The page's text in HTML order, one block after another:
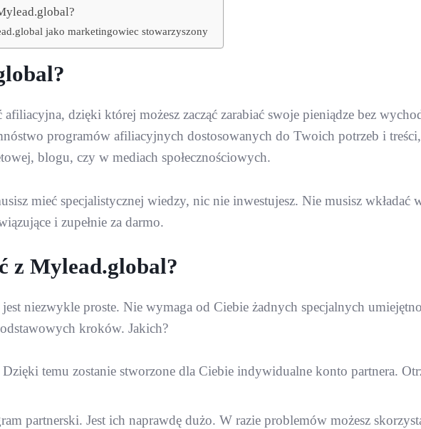
jako marketingowiec stowarzyszony
dzięki której możesz zacząć zarabiać swoje pieniądze bez
programów afiliacyjnych dostosowanych do Twoich potrzeb i
blogu, czy w mediach społecznościowych.
mieć specjalistycznej wiedzy, nic nie inwestujesz. Nie musisz wkładać
i zupełnie za darmo.
z Mylead.global?
niezwykle proste. Nie wymaga od Ciebie żadnych specjalnych
kroków. Jakich?
temu zostanie stworzone dla Ciebie indywidualne konto partnera.
partnerski. Jest ich naprawdę dużo. W razie problemów możesz